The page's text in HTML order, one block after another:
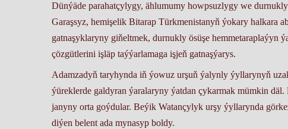
Dünýäde parahatçylygy, ählumumy howpsuzlygy we
Garaşsyz, hemişelik Bitarap Türkmenistanyň ýokary halkara
gatnaşyklaryny giňeltmek, durnukly ösüşe hemmetaraplaýyn
çözgütlerini işläp taýýarlamaga işjeň gatnaşýarys.
Adamzadyň taryhynda iň ýowuz urşuň ýalynly ýyllarynyň
ýüreklerde galdyran ýaralaryny ýatdan çykarmak mümkin
janyny orta goýdular. Beýik Watançylyk urşy ýyllarynda
diýen belent ada mynasyp boldy.